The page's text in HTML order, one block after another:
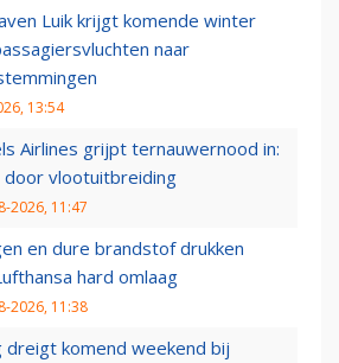
Luik krijgt komende winter
naar
13:54
Airlines grijpt ternauwernood in:
vlootuitbreiding
2026, 11:47
en dure brandstof drukken
hard omlaag
2026, 11:38
dreigt komend weekend bij